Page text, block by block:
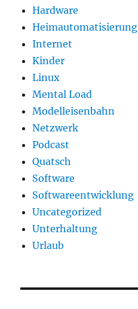
Hardware
Heimautomatisierung
Internet
Kinder
Linux
Mental Load
Modelleisenbahn
Netzwerk
Podcast
Quatsch
Software
Softwareentwicklung
Uncategorized
Unterhaltung
Urlaub